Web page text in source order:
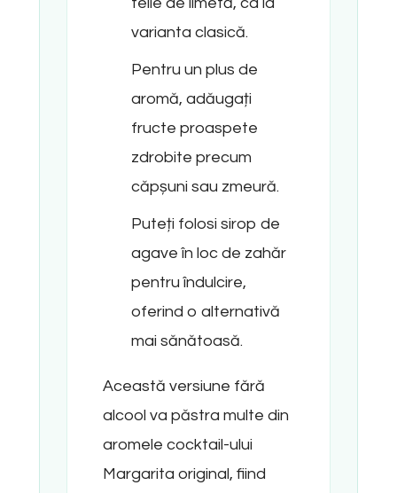
varianta clasică.
Pentru un plus de
aromă, adăugați
fructe proaspete
zdrobite precum
căpșuni sau zmeură.
Puteți folosi sirop de
agave în loc de zahăr
pentru îndulcire,
oferind o alternativă
mai sănătoasă.
Această versiune fără
alcool va păstra multe din
aromele cocktail-ului
Margarita original, fiind